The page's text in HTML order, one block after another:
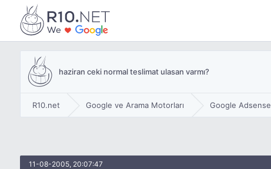
haziran ceki normal teslimat ulasan varmı?
R10.net Google ve Arama Motorları Google Adsense
11-08-2005, 20:07:47